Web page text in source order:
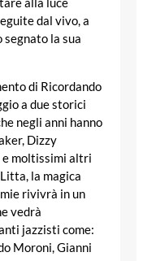
alla luce
dal vivo, a
segnato la sua
di Ricordando
a due storici
negli anni hanno
, Dizzy
e moltissimi altri
la magica
rivivrà in un
vedrà
jazzisti come:
Moroni,Gianni